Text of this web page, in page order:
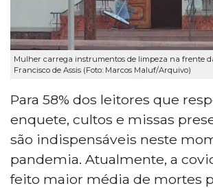
Mulher carrega instrumentos de limpeza na frente
Francisco de Assis (Foto: Marcos Maluf/Arquivo)
Para 58% dos leitores que
enquete, cultos e missas
são indispensáveis neste
pandemia. Atualmente, a
feito maior média de mortes